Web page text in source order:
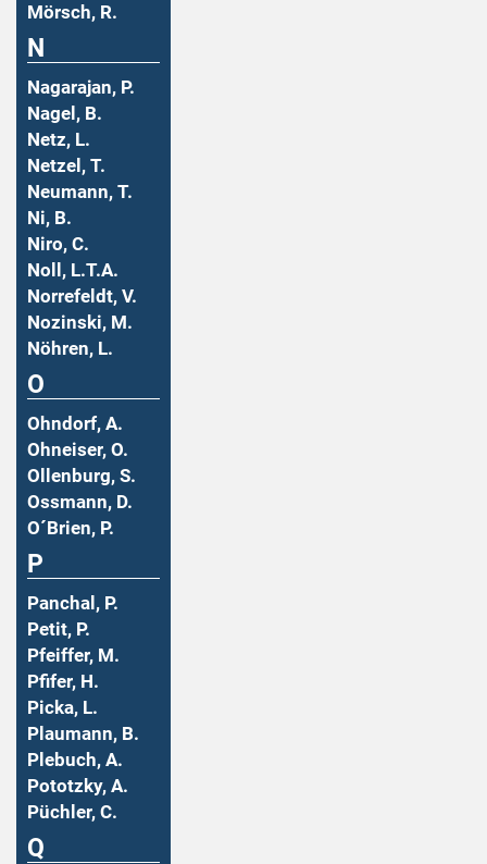
Mörsch, R.
N
Nagarajan, P.
Nagel, B.
Netz, L.
Netzel, T.
Neumann, T.
Ni, B.
Niro, C.
Noll, L.T.A.
Norrefeldt, V.
Nozinski, M.
Nöhren, L.
O
Ohndorf, A.
Ohneiser, O.
Ollenburg, S.
Ossmann, D.
O´Brien, P.
P
Panchal, P.
Petit, P.
Pfeiffer, M.
Pfifer, H.
Picka, L.
Plaumann, B.
Plebuch, A.
Pototzky, A.
Püchler, C.
Q